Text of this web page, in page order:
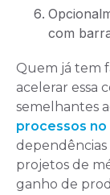
com
Quem já tem
acelerar essa
semelhantes
processos no
projetos de
ganho de